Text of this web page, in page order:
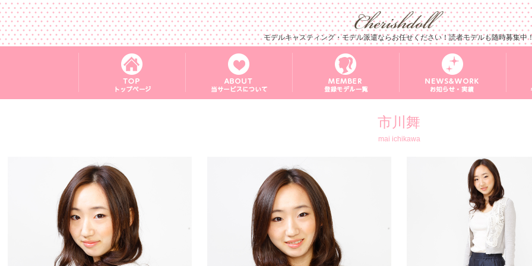
モデルキャスティング・モデル派遣ならお任せください！読者モデルも随時募集中
市川舞
mai ichikawa